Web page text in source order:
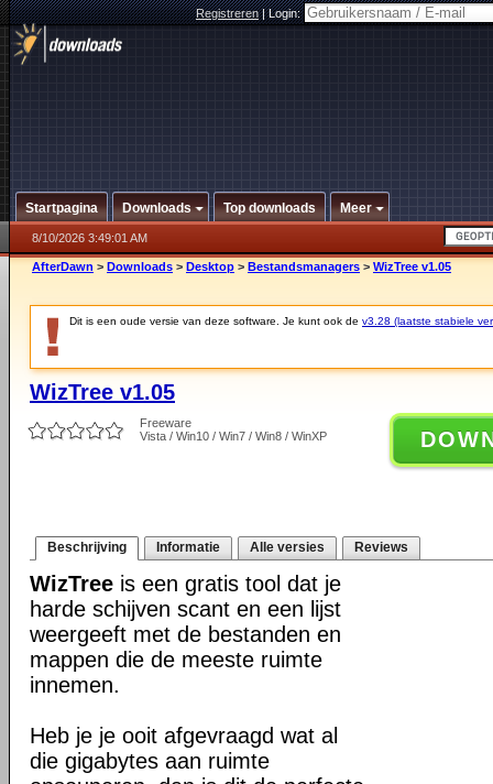
Registreren|Login:
Startpagina Downloads Top downloads Meer
8/10/2026 3:49:01 AM
AfterDawn > Downloads > Desktop > Bestandsmanagers > WizTree v1.05
Dit is een oude versie van deze software. Je kunt ook de v3.28 (laatste stabiele
WizTree v1.05
Freeware
Vista / Win10 / Win7 / Win8 / WinXP
Beschrijving Informatie Alle versies Reviews
WizTree is een gratis tool dat je
harde schijven scant en een lijst
weergeeft met de bestanden en
mappen die de meeste ruimte
innemen.
Heb je je ooit afgevraagd wat al
die gigabytes aan ruimte